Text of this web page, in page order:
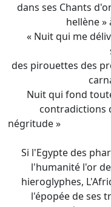
dans ses Chants
hellène »
« Nuit qui me
des pirouettes des
Nuit qui fond
contradictions
Si l'Egypte des
l'humanité l'or
hieroglyphes,
l'épopée de ses